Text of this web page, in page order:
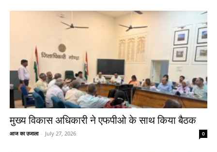
मुख्य विकास अधिकारी ने एफपीओ के साथ किया बैठक
आज का उजाला - July 27, 2026 0